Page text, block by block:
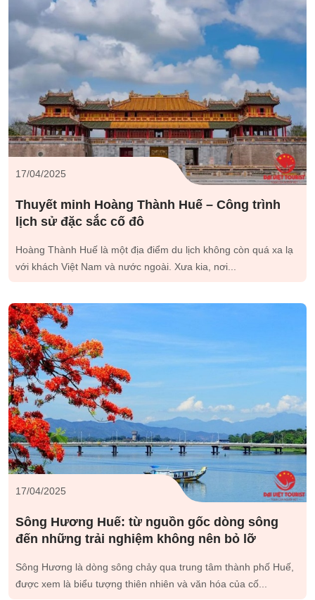
17/04/2025
Thuyết minh Hoàng Thành Huế – Công trình
lịch sử đặc sắc cố đô
Hoàng Thành Huế là một địa điểm du lịch không còn quá xa lạ
với khách Việt Nam và nước ngoài. Xưa kia, nơi...
17/04/2025
Sông Hương Huế: từ nguồn gốc dòng sông
đến những trải nghiệm không nên bỏ lỡ
Sông Hương là dòng sông chảy qua trung tâm thành phố Huế,
được xem là biểu tượng thiên nhiên và văn hóa của cố...